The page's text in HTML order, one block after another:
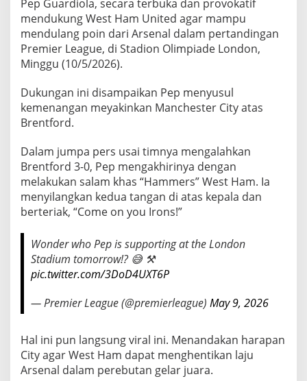
s
e
l
a
e
p
G
u
a
d
o
a
r
o
v
Pep Guardiola, secara terbuka dan provokatif
mendukung West Ham United agar mampu
mendulang poin dari Arsenal dalam pertandingan
Premier League, di Stadion Olimpiade London,
Minggu (10/5/2026).
Dukungan ini disampaikan Pep menyusul
kemenangan meyakinkan Manchester City atas
Brentford.
Dalam jumpa pers usai timnya mengalahkan
Brentford 3-0, Pep mengakhirinya dengan
melakukan salam khas “Hammers” West Ham. Ia
menyilangkan kedua tangan di atas kepala dan
berteriak, “Come on you Irons!”
Wonder who Pep is supporting at the London
Stadium tomorrow!? 😅 ⚒️
pic.twitter.com/3DoD4UXT6P
— Premier League (@premierleague) May 9, 2026
Hal ini pun langsung viral ini. Menandakan harapan
City agar West Ham dapat menghentikan laju
Arsenal dalam perebutan gelar juara.